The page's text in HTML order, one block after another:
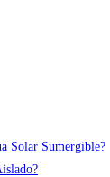
Solar Sumergible?